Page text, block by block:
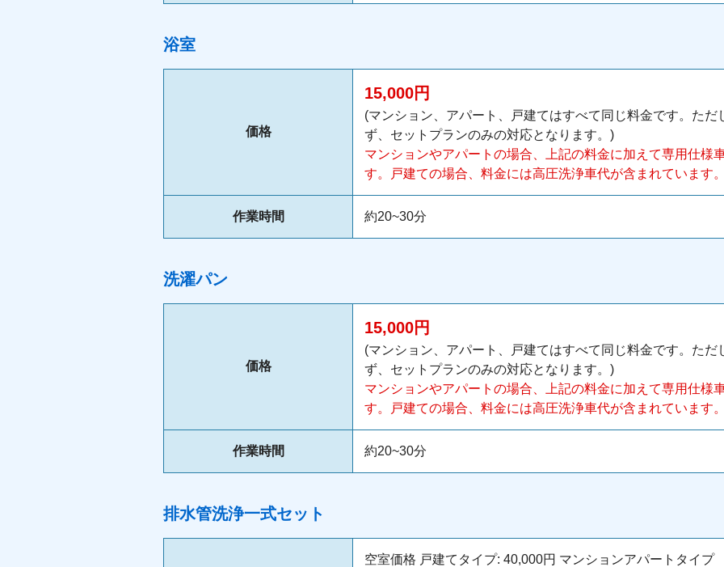
浴室
価格
15,000円
(マンション、アパート、戸建てはすべて同じ料金です。た
ず、セットプランのみの対応となります。)
マンションやアパートの場合、上記の料金に加えて専用仕様
す。戸建ての場合、料金には高圧洗浄車代が含まれています
作業時間 約20~30分
洗濯パン
価格
15,000円
(マンション、アパート、戸建てはすべて同じ料金です。た
ず、セットプランのみの対応となります。)
マンションやアパートの場合、上記の料金に加えて専用仕様
す。戸建ての場合、料金には高圧洗浄車代が含まれています
作業時間 約20~30分
排水管洗浄一式セット
空室価格 戸建てタイプ: 40,000円 マンションアパートタイプ